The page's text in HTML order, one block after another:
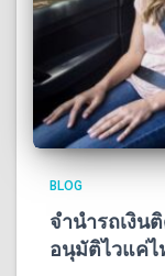
BLOG
จำนำรถเงิน
อนุมัติไวแค่ไ